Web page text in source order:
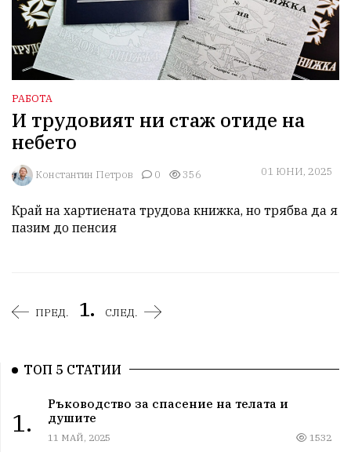
РАБОТА
И трудовият ни стаж отиде на
небето
Константин Петров 0 356 01 ЮНИ, 2025
Край на хартиената трудова книжка, но трябва да я
пазим до пенсия
ПРЕД. 1. СЛЕД.
ТОП 5 СТАТИИ
1.
Ръководство за спасение на телата и
душите
11 МАЙ, 2025 1532